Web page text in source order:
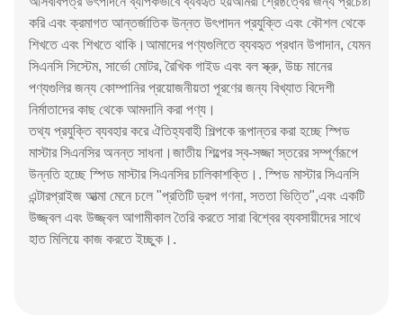
করি এবং ক্রমাগত আন্তর্জাতিক উন্নত উৎপাদন প্রযুক্তি এবং কৌশল থেকে
শিখতে এবং শিখতে থাকি।আমাদের পণ্যগুলিতে ব্যবহৃত প্রধান উপাদান, যেমন
সিএনসি সিস্টেম, সার্ভো মোটর, রৈখিক গাইড এবং বল স্ক্রু, উচ্চ মানের
পণ্যগুলির জন্য কোম্পানির প্রয়োজনীয়তা পূরণের জন্য বিখ্যাত বিদেশী
নির্মাতাদের কাছ থেকে আমদানি করা পণ্য।
তথ্য প্রযুক্তি ব্যবহার করে ঐতিহ্যবাহী শিল্পকে রূপান্তর করা হচ্ছে স্পিড
মাস্টার সিএনসির অনন্ত সাধনা।জাতীয় শিল্পের স্ব-সজ্জা স্তরের সম্পূর্ণরূপে
উন্নতি হচ্ছে স্পিড মাস্টার সিএনসির চালিকাশক্তি।. স্পিড মাস্টার সিএনসি
এন্টারপ্রাইজ আত্মা মেনে চলে "প্রতিটি ড্রপ গণনা, সততা ভিত্তি",এবং একটি
উজ্জ্বল এবং উজ্জ্বল আগামীকাল তৈরি করতে সারা বিশ্বের ব্যবসায়ীদের সাথে
হাত মিলিয়ে কাজ করতে ইচ্ছুক।.